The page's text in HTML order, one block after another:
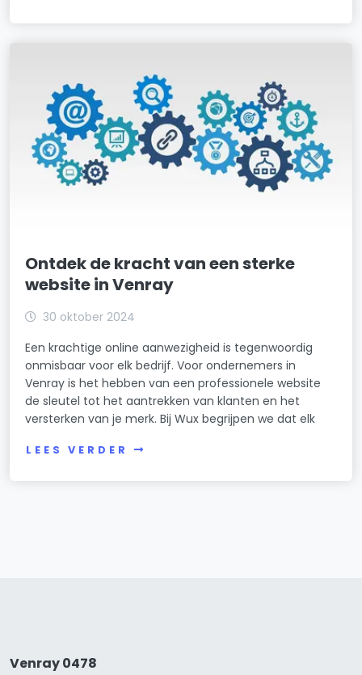
Ontdek de kracht van een sterke
website in Venray
30 oktober 2024
Een krachtige online aanwezigheid is tegenwoordig
onmisbaar voor elk bedrijf. Voor ondernemers in
Venray is het hebben van een professionele website
de sleutel tot het aantrekken van klanten en het
versterken van je merk. Bij Wux begrijpen we dat elk
LEES VERDER
Venray 0478